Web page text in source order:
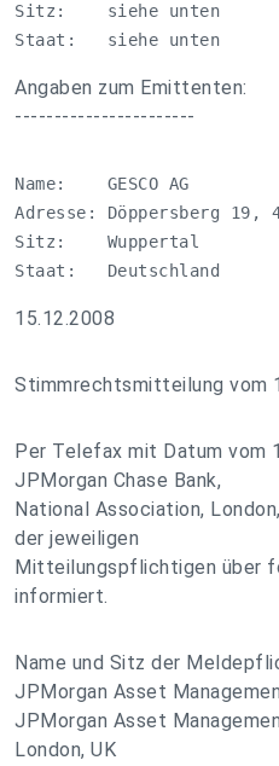
Sitz:    siehe unten
Staat:   siehe unten
Angaben zum Emittenten:
-----------------------
Name:    GESCO AG
Adresse: Döppersberg 19,
Sitz:    Wuppertal
Staat:   Deutschland
15.12.2008
Stimmrechtsmitteilung vom
Per Telefax mit Datum vom
JPMorgan Chase Bank,
National Association,
der jeweiligen
Mitteilungspflichtigen über
informiert.
Name und Sitz der
JPMorgan Asset
JPMorgan Asset
London, UK